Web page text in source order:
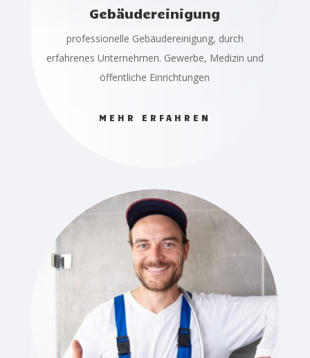
Gebäudereinigung
professionelle Gebäudereinigung, durch
erfahrenes Unternehmen. Gewerbe, Medizin und
öffentliche Einrichtungen
MEHR ERFAHREN